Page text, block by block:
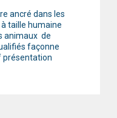
ancré dans les
taille humaine
animaux de
façonne
présentation